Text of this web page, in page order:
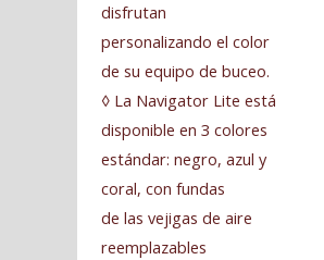
disfrutan
personalizando el color
de su equipo de buceo.
◊ La Navigator Lite está
disponible en 3 colores
estándar: negro, azul y
coral, con fundas
de las vejigas de aire
reemplazables